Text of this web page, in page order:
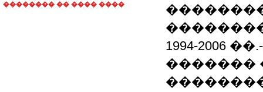
�������� �� ���� ����
1994-2006
�������